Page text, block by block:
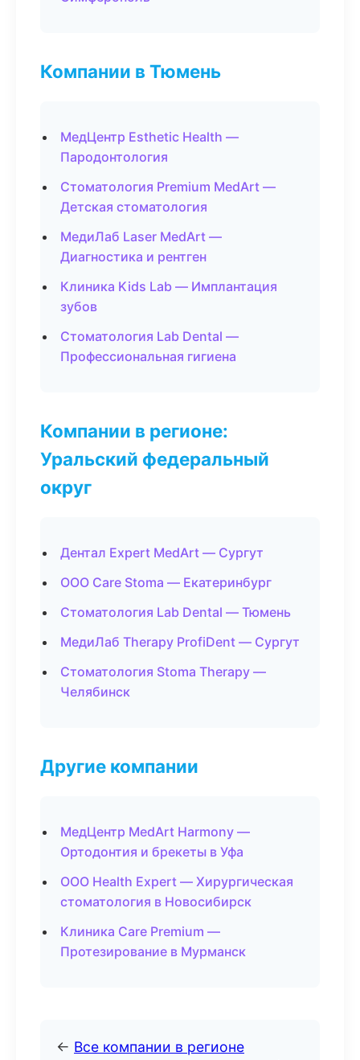
Компании в Тюмень
МедЦентр Esthetic Health —
Пародонтология
Стоматология Premium MedArt —
Детская стоматология
МедиЛаб Laser MedArt —
Диагностика и рентген
Клиника Kids Lab — Имплантация
зубов
Стоматология Lab Dental —
Профессиональная гигиена
Компании в регионе:
Уральский федеральный
округ
Дентал Expert MedArt — Сургут
ООО Care Stoma — Екатеринбург
Стоматология Lab Dental — Тюмень
МедиЛаб Therapy ProfiDent — Сургут
Стоматология Stoma Therapy —
Челябинск
Другие компании
МедЦентр MedArt Harmony —
Ортодонтия и брекеты в Уфа
ООО Health Expert — Хирургическая
стоматология в Новосибирск
Клиника Care Premium —
Протезирование в Мурманск
← Все компании в регионе